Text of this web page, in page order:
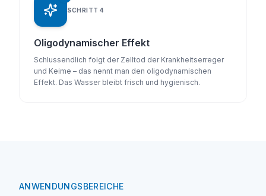
SCHRITT 4
Oligodynamischer Effekt
Schlussendlich folgt der Zelltod der Krankheitserreger
und Keime – das nennt man den oligodynamischen
Effekt. Das Wasser bleibt frisch und hygienisch.
ANWENDUNGSBEREICHE